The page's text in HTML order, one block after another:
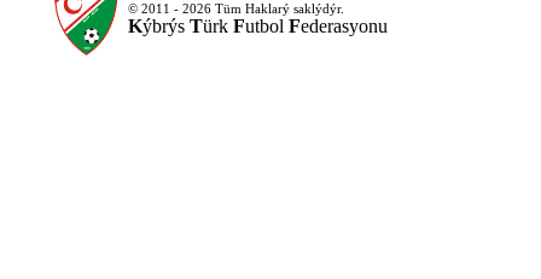
© 2011 - 2026 Tüm Haklarý saklýdýr.
Kýbrýs Türk Futbol Federasyonu